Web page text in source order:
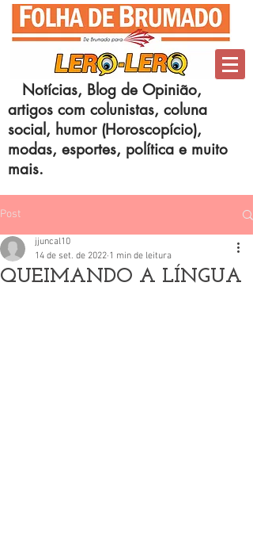
Notícias, Blog de Opinião,
artigos com colunistas, coluna
social, humor (Horoscopício),
modas, esportes, política e muito
mais.
Post
QUEIMANDO A LÍNGUA
jjuncal10
14 de set. de 2022 1 min de leitura